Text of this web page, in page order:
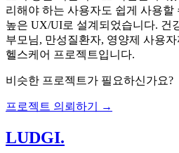
리해야 하는 사용자도 쉽게 사용할
높은 UX/UI로 설계되었습니다. 건
부모님, 만성질환자, 영양제 사용
헬스케어 프로젝트입니다.
비슷한 프로젝트가 필요하신가요?
프로젝트 의뢰하기 →
LUDGI.